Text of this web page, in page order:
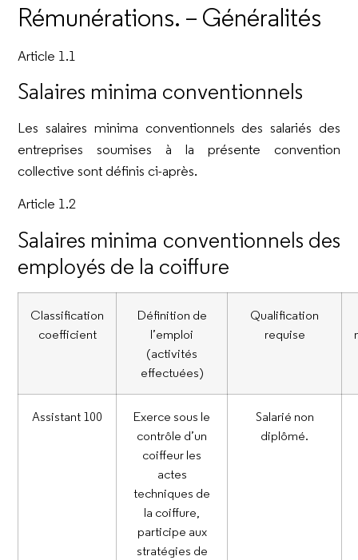
Rémunérations. – Généralités
Article 1.1
Salaires minima conventionnels
Les salaires minima conventionnels des salariés des
entreprises soumises à la présente convention
collective sont définis ci-après.
Article 1.2
Salaires minima conventionnels des
employés de la coiffure
Classification
coefficient
Définition de
l’emploi
(activités
effectuées)
Qualification
requise
Assistant 100
Exerce sous le
contrôle d’un
coiffeur les
actes
techniques de
la coiffure,
participe aux
stratégies de
Salarié non
diplômé.